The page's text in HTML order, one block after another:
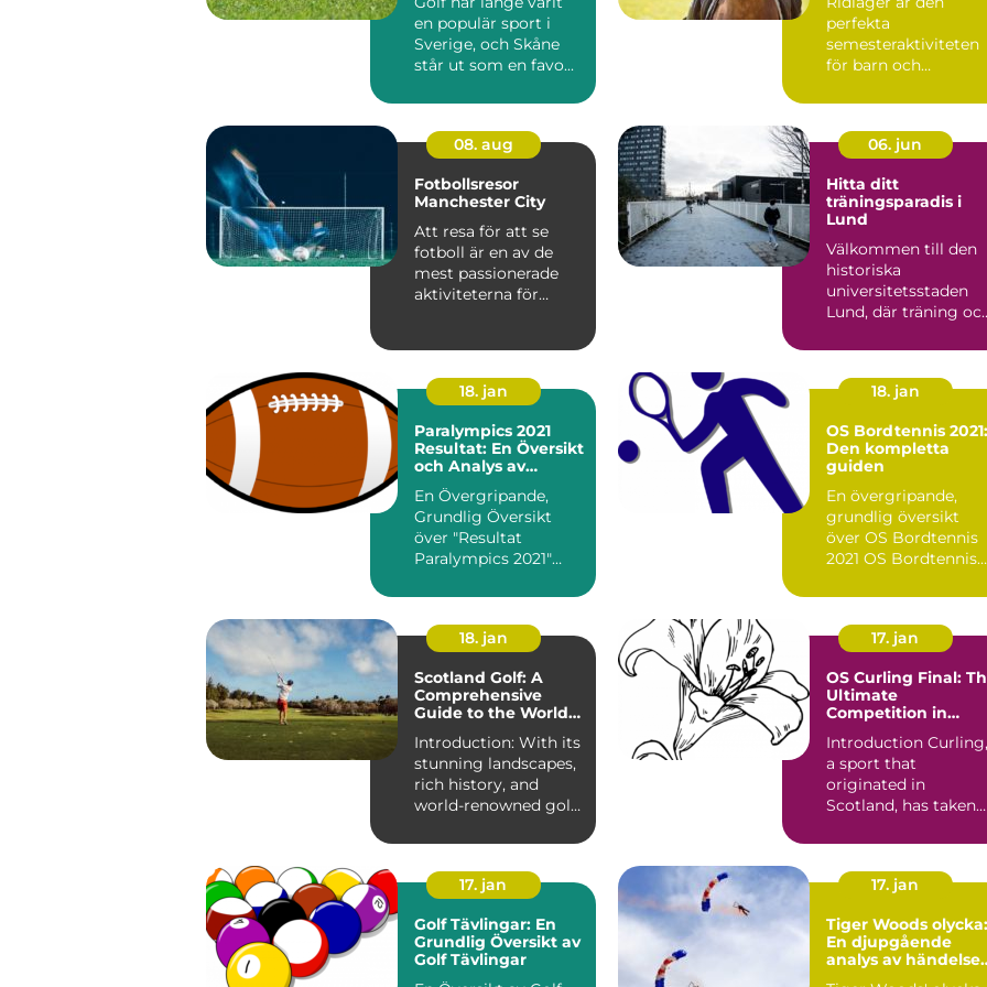
en populär sport i
Sverige, och Skåne
står ut som en favo...
perfekta
semesteraktiviteten
för barn och
drömmer o...
08. aug
Fotbollsresor
Manchester City
Att resa för att se
fotboll är en av de
mest passionerade
aktiviteterna för
06. jun
Hitta ditt
träningsparadis i
Lund
Välkommen till den
historiska
universitetsstaden
Lund, där träning
18. jan
Paralympics 2021
Resultat: En Översikt
och Analys av
En Övergripande,
Grundlig Översikt
över "Resultat
Paralympics 2021"
av världen...
18. jan
OS Bordtennis 2021:
Den kompletta
guiden
En övergripande,
grundlig översikt
över OS Bordtennis
2021 OS Bordtennis
pres...
18. jan
Scotland Golf: A
Comprehensive
Guide to the Worlds
Introduction: With its
stunning landscapes,
rich history, and
world-renowned golf
17. jan
OS Curling Final:
Ultimate
Competition in
Introduction Curling,
a sport that
originated in
Scotland, has taken
with its str...
17. jan
Golf Tävlingar: En
Grundlig Översikt av
Golf Tävlingar
17. jan
Tiger Woods olycka:
En djupgående
analys av